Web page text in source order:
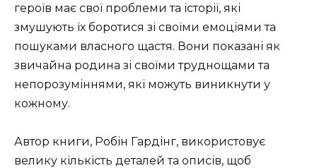
героїв має свої проблеми та історії, які
змушують їх боротися зі своїми емоціями та
пошуками власного щастя. Вони показані як
звичайна родина зі своїми труднощами та
непорозуміннями, які можуть виникнути у
кожному.
Автор книги, Робін Гардінг, використовує
велику кількість деталей та описів, щоб